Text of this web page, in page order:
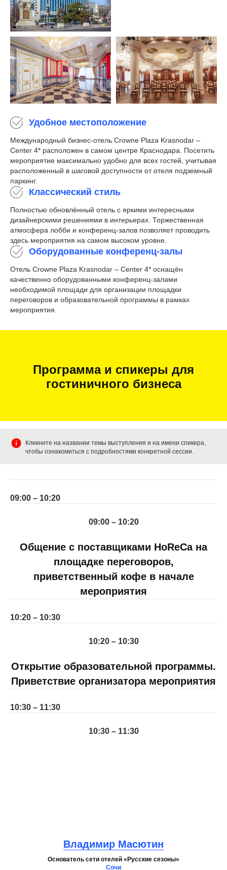
Удобное местоположение
Международный бизнес-отель Crowne Plaza Krasnodar –
Center 4* расположен в самом центре Краснодара. Посетить
мероприятие максимально удобно для всех гостей, учитывая
расположенный в шаговой доступности от отеля подземный
паркинг.
Классический стиль
Полностью обновлённый отель с яркими интересными
дизайнерскими решениями в интерьерах. Торжественная
атмосфера лобби и конференц-залов позволяет проводить
здесь мероприятия на самом высоком уровне.
Оборудованные конференц-залы
Отель Crowne Plaza Krasnodar – Center 4* оснащён
качественно оборудованными конференц-залами
необходимой площади для организации площадки
переговоров и образовательной программы в рамках
мероприятия.
Программа и спикеры для
гостиничного бизнеса
Кликните на названии темы выступления и на имени спикера,
чтобы ознакомиться с подробностями конкретной сессии.
09:00 – 10:20
09:00 – 10:20
Общение с поставщиками HoReCa на
площадке переговоров,
приветственный кофе в начале
мероприятия
10:20 – 10:30
10:20 – 10:30
Открытие образовательной программы.
Приветствие организатора мероприятия
10:30 – 11:30
10:30 – 11:30
Владимир Масютин
Основатель сети отелей «Русские сезоны»
Сочи